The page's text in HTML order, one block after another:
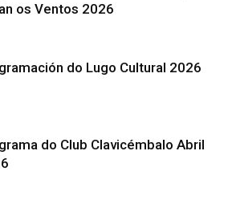
os Ventos 2026
do Lugo Cultural 2026
do Club Clavicémbalo Abril